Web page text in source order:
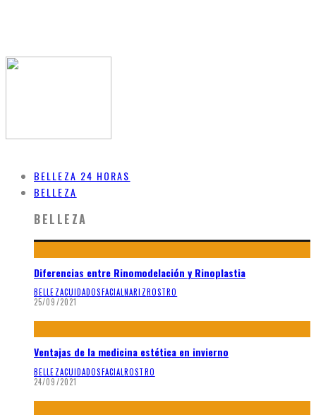
BELLEZA 24 HORAS
BELLEZA
BELLEZA
Diferencias entre Rinomodelación y Rinoplastia
BELLEZACUIDADOSFACIALNARIZROSTRO
25/09/2021
Ventajas de la medicina estética en invierno
BELLEZACUIDADOSFACIALROSTRO
24/09/2021